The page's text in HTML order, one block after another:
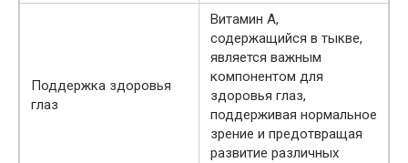
Поддержка здоровья
глаз
Витамин А,
содержащийся в тыкве,
является важным
компонентом для
здоровья глаз,
поддерживая нормальное
зрение и предотвращая
развитие различных